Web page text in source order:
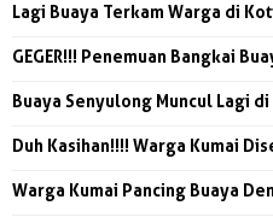
Lagi Buaya Terkam Warga di
GEGER!!! Penemuan Bangkai
Buaya Senyulong Muncul Lagi
Duh Kasihan!!!! Warga Kumai
Warga Kumai Pancing Buaya